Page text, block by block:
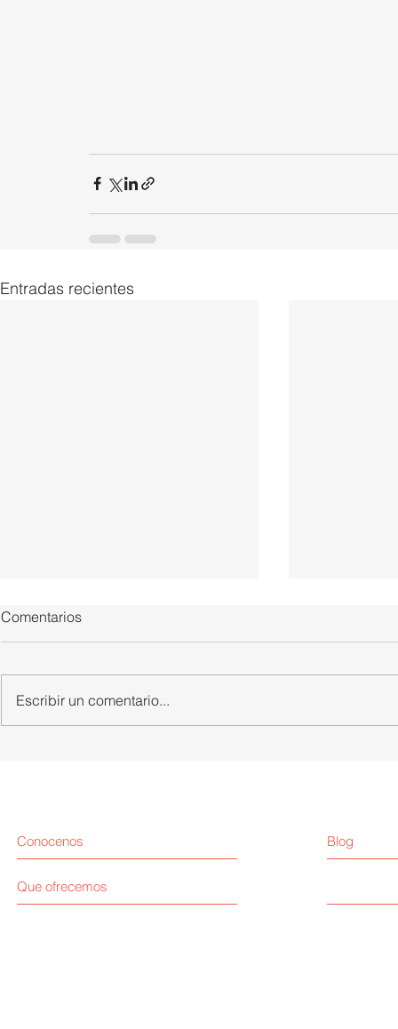
Entradas recientes
CNC de porex de 4 ejes
Comentarios
Escribir un comentario...
Que ofrecemos
Conocenos Blog